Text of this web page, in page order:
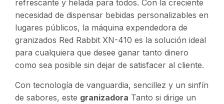
refrescante y helada para todos. Con la creciente
necesidad de dispensar bebidas personalizables en
lugares públicos, la máquina expendedora de
granizados Red Rabbit XN-410 es la solución ideal
para cualquiera que desee ganar tanto dinero
como sea posible sin dejar de satisfacer al cliente.
Con tecnología de vanguardia, sencillez y un sinfín
de sabores, este granizadora Tanto si dirige un